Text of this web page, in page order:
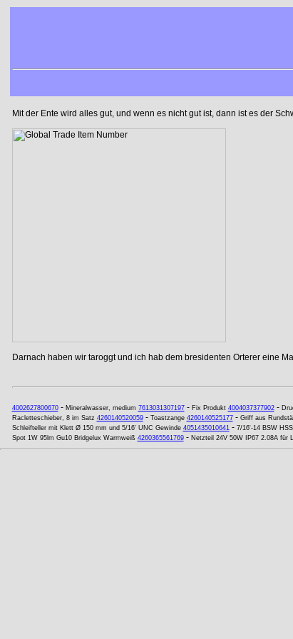
Mit der Ente wird alles gut, und wenn es nicht gut ist, dann ist es der
Darnach haben wir taroggt und ich hab dem bresidenten Orterer eine
4002627800670- Mineralwasser, medium 7613031307197- Fix Produkt 4004037377902-
Racletteschieber, 8 im Satz 4260140520059- Toastzange 4260140525177- Griff aus
Schleifteller mit Klett Ø 150 mm und 5/16' UNC Gewinde 4051435010641- 7/16'-14 BSW
Spot 1W 95lm Gu10 Bridgelux Warmweiß 4260365561769- Netzteil 24V 50W IP67 2.08A für